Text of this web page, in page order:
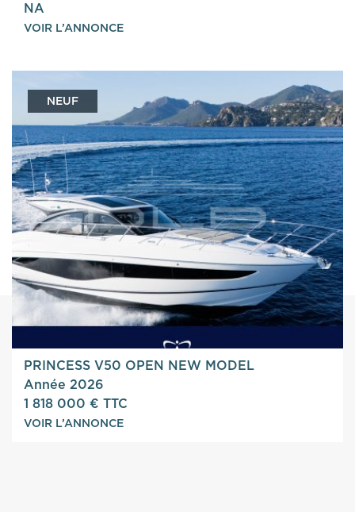
NA
VOIR L’ANNONCE
NEUF
PRINCESS V50 OPEN NEW MODEL
Année 2026
1 818 000 € TTC
VOIR L’ANNONCE